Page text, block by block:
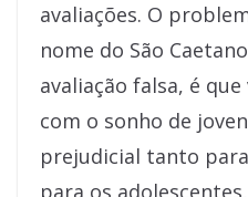
avaliações. O
nome do São
avaliação falsa, é
com o sonho de
prejudicial tanto
para os